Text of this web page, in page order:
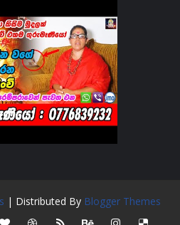
| Distributed By Blogger Themes